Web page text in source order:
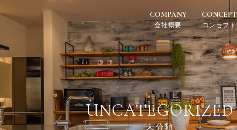
COMPANY
会社概要
CONCEPT
コンセプト
UNCATEGORIZED
未分類